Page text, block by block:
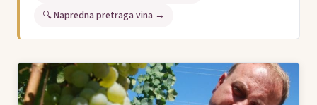
🔍 Napredna pretraga vina →